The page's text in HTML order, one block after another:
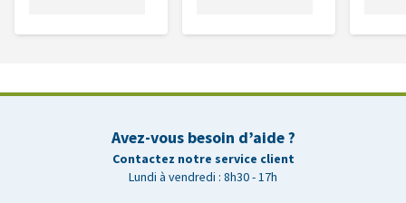
Avez-vous besoin d’aide ?
Contactez notre service client
Lundi à vendredi : 8h30 - 17h